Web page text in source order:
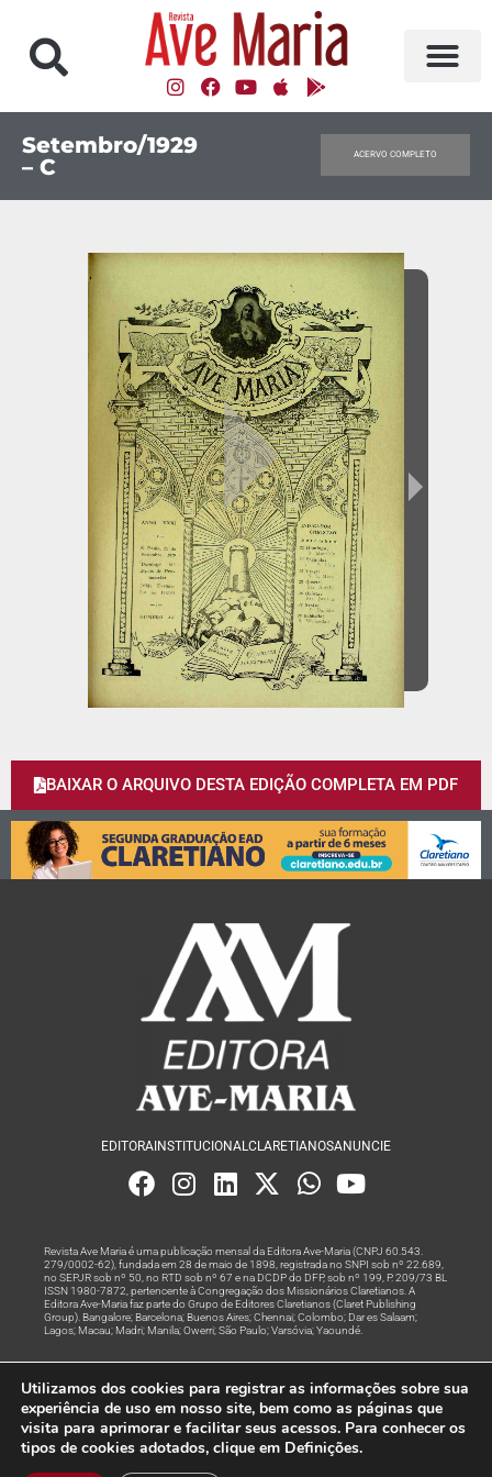
Setembro/1929
– C
ACERVO COMPLETO
BAIXAR O ARQUIVO DESTA EDIÇÃO COMPLETA EM PDF
EDITORA INSTITUCIONALCLARETIANOSANUNCIE
Revista Ave Maria é uma publicação mensal da Editora Ave-Maria (CNPJ 60.543.
279/0002-62), fundada em 28 de maio de 1898, registrada no SNPI sob nº 22.689,
no SEPJR sob nº 50, no RTD sob nº 67 e na DCDP do DFP, sob nº 199, P. 209/73 BL
ISSN 1980-7872, pertencente à Congregação dos Missionários Claretianos. A
Editora Ave-Maria faz parte do Grupo de Editores Claretianos (Claret Publishing
Group). Bangalore; Barcelona; Buenos Aires; Chennai; Colombo; Dar es Salaam;
Lagos; Macau; Madri; Manila; Owerri; São Paulo; Varsóvia; Yaoundé.
Rede
© Todos os Direitos Reservados
Utilizamos dos cookies para registrar as informações sobre sua
experiência de uso em nosso site, bem como as páginas que
visita para aprimorar e facilitar seus acessos. Para conhecer os
tipos de cookies adotados, clique em Definições.